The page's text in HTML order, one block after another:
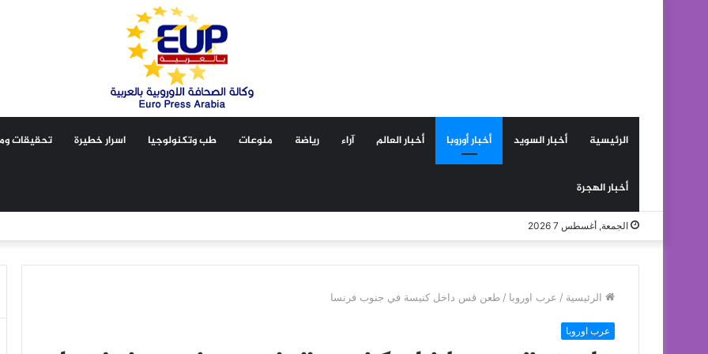
الرئيسية أخبار السويد أخبار أوروبا أخبار العالم آراء رياضة منوعات طب وتكنولوجيا اسرار خطيرة تحقيقات
أخبار الهجرة
الجمعة, أغسطس 7 2026
الرئيسية / عرب اوروبا / طعن قس داخل كنيسة في جنوب فرنسا
عرب اوروبا